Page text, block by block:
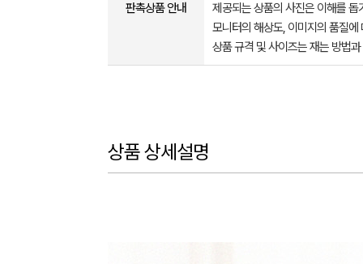
판촉상품 안내
제공되는 상품의 사진은 이해를
모니터의 해상도, 이미지의 품질
상품 규격 및 사이즈는 재는 방법
상품 상세설명